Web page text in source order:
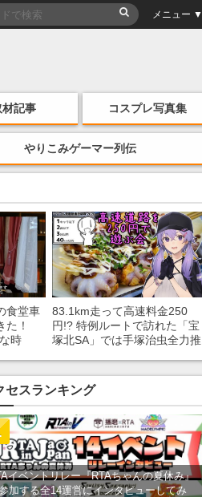
メニュー ▼
材記事 コスプレ写真集
やりこみゲーマー列伝
食堂車
た！
時
声
83.1km走って高速料金250
円!? 特例ルートで訪れた「宝
塚北SA」では手塚治虫全力推
セスランキング
イベントリレー『RTAちゃんの夏休み』
加する全14運営にインタビューしてみ